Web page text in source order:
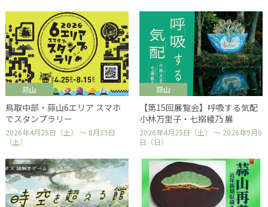
蒜山
鳥取中部・蒜山6エリア スマホ
でスタンプラリー
2026年4月25日（土） ～ 8月15日
（土）
蒜山
【第15回展覧会】呼吸する気配
小林万里子・七搦綾乃 展
2026年4月25日（土） ～ 2026年9月6
日（日）